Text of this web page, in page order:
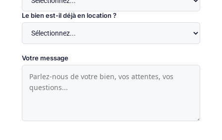
Le bien est-il déjà en location ?
Votre message